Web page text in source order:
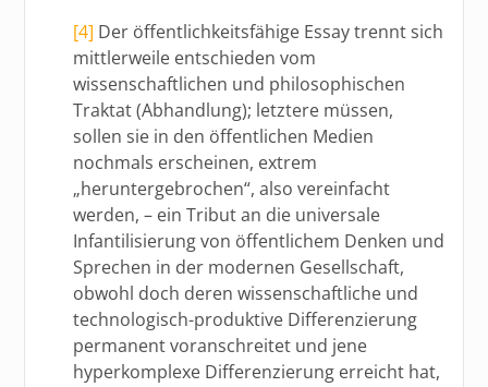
[4] Der öffentlichkeitsfähige Essay trennt sich
mittlerweile entschieden vom
wissenschaftlichen und philosophischen
Traktat (Abhandlung); letztere müssen,
sollen sie in den öffentlichen Medien
nochmals erscheinen, extrem
„heruntergebrochen“, also vereinfacht
werden, – ein Tribut an die universale
Infantilisierung von öffentlichem Denken und
Sprechen in der modernen Gesellschaft,
obwohl doch deren wissenschaftliche und
technologisch-produktive Differenzierung
permanent voranschreitet und jene
hyperkomplexe Differenzierung erreicht hat,